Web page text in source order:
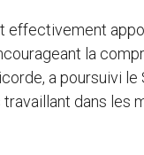
la
a poursuivi le
dans les